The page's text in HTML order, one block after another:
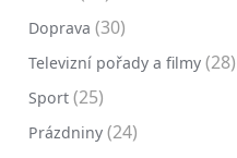
Doprava (30)
Televizní pořady a filmy (28)
Sport (25)
Prázdniny (24)